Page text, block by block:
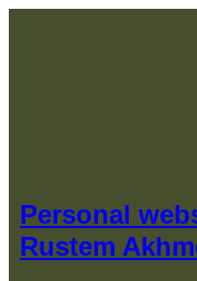
Personal
Rustem